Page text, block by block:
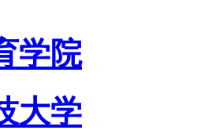
学院
大学